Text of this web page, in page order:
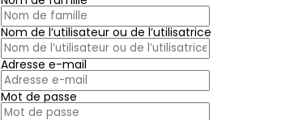
Nom de l’utilisateur ou de l’utilisatrice
Adresse e-mail
Mot de passe